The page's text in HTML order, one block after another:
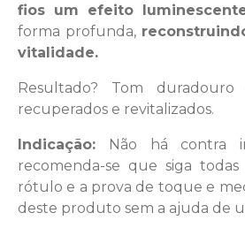
fios um efeito
forma profunda,
vitalidade.
Resultado? Tom duradouro
recuperados e revitalizados.
Indicação: Não há contra
recomenda-se que siga
rótulo e a prova de toque e
deste produto sem a ajuda de